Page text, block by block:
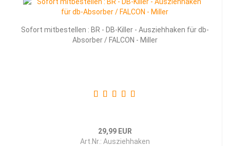
Sofort mitbestellen : BR - DB-Killer - Ausziehhaken für db-
Absorber / FALCON - Miller
29,99 EUR
Art.Nr.: Ausziehhaken